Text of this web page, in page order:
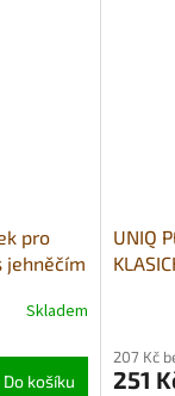
pro
jehněčím
Skladem
Do košíku
UNIQ
je
207 Kč
251